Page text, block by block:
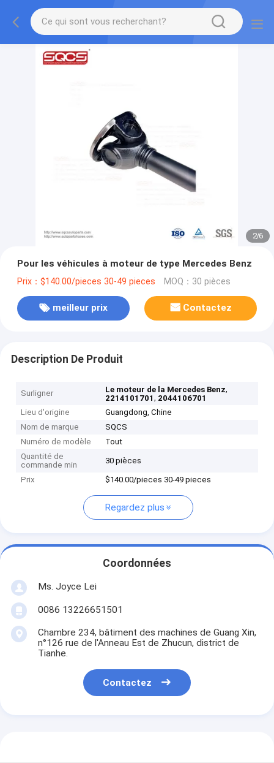
2/6
Pour les véhicules à moteur de type Mercedes Benz
Prix：$140.00/pieces 30-49 pieces MOQ：30 pièces
meilleur prix Contactez
Description De Produit
Surligner Le moteur de la Mercedes Benz,
2214101701, 2044106701
Lieu d'origine
Guangdong, Chine
Nom de marque
SQCS
Numéro de modèle
Tout
Quantité de
commande min
30 pièces
Prix $140.00/pieces 30-49 pieces
Regardez plus
Coordonnées
Ms. Joyce Lei
0086 13226651501
Chambre 234, bâtiment des machines de Guang Xin,
n°126 rue de l'Anneau Est de Zhucun, district de
Tianhe.
Contactez